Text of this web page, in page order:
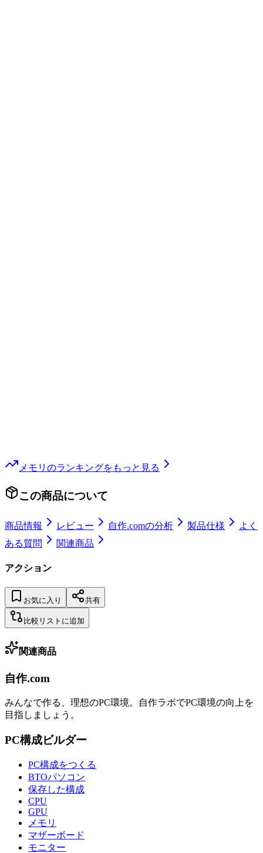
メモリ のランキングをもっと見る
この商品について
商品情報 レビュー 自作.comの分析 製品仕様
よく
ある質問
関連商品
アクション
お気に入り 共有
比較リストに追加
関連商品
自作.com
みんなで作る、理想のPC環境。 自作ラボでPC環境の向上を
目指しましょう。
PC構成ビルダー
PC構成をつくる
BTOパソコン
保存した構成
CPU
GPU
メモリ
マザーボード
モニター